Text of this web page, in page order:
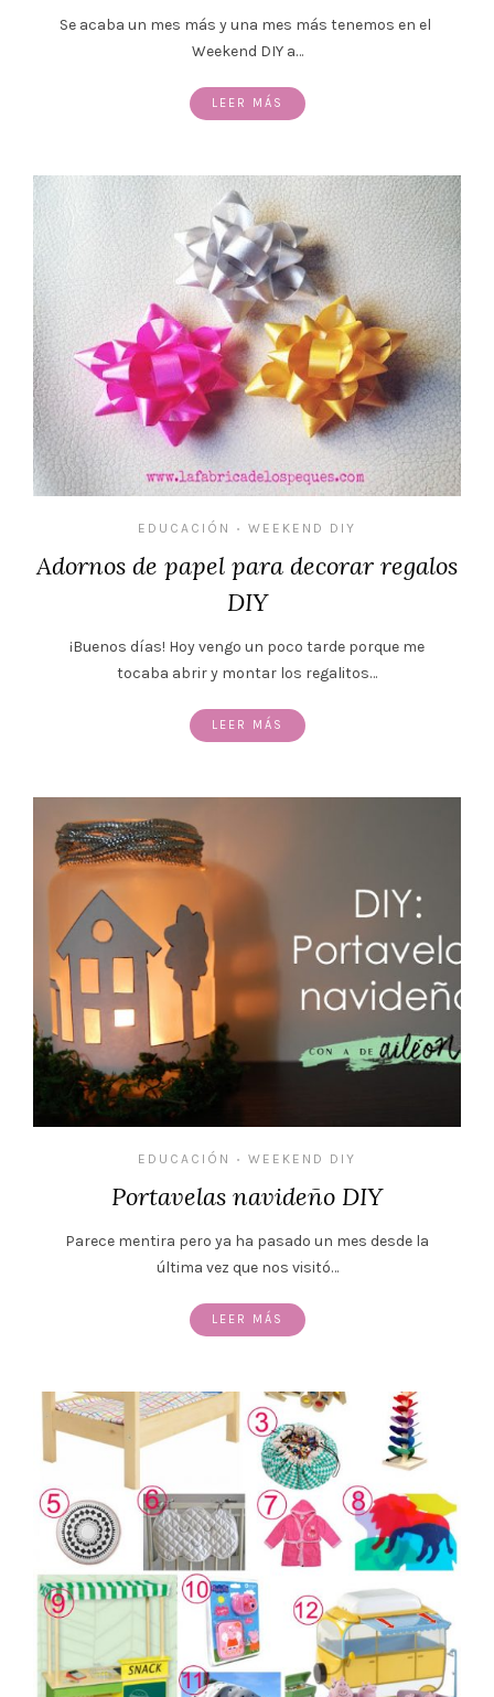
Se acaba un mes más y una mes más tenemos en el
Weekend DIY a…
LEER MÁS
EDUCACIÓN • WEEKEND DIY
Adornos de papel para decorar regalos
DIY
¡Buenos días! Hoy vengo un poco tarde porque me
tocaba abrir y montar los regalitos…
LEER MÁS
EDUCACIÓN • WEEKEND DIY
Portavelas navideño DIY
Parece mentira pero ya ha pasado un mes desde la
última vez que nos visitó…
LEER MÁS